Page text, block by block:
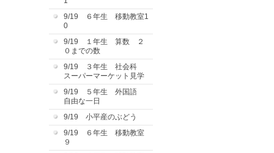
9/19 ６年生 移動教室1
0
9/19 １年生 算数 ２
０までの数
9/19 ３年生 社会科
スーパーマーケット見学
9/19 ５年生 外国語
自由な一日
9/19 小平産のぶどう
9/19 ６年生 移動教室
９